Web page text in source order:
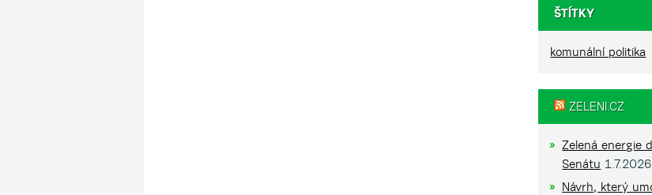
ŠTÍTKY
komunální politika
ZELENI.CZ
Zelená energie
Senátu 1.7.2026
Návrh, který